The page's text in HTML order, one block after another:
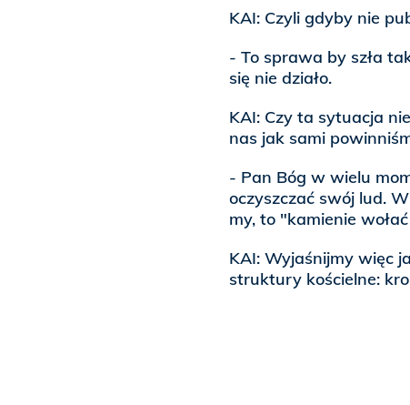
KAI: Czyli gdyby nie
- To sprawa by szła
się nie działo.
KAI: Czy ta sytuacja
nas jak sami
- Pan Bóg w wielu
oczyszczać swój lud.
my, to "kamienie
KAI: Wyjaśnijmy więc
struktury kościelne: